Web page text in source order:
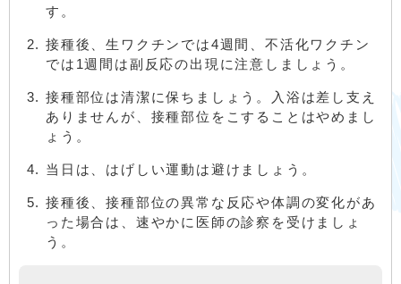
す。
接種後、生ワクチンでは4週間、不活化ワクチン
では1週間は副反応の出現に注意しましょう。
接種部位は清潔に保ちましょう。入浴は差し支え
ありませんが、接種部位をこすることはやめまし
ょう。
当日は、はげしい運動は避けましょう。
接種後、接種部位の異常な反応や体調の変化があ
った場合は、速やかに医師の診察を受けましょ
う。